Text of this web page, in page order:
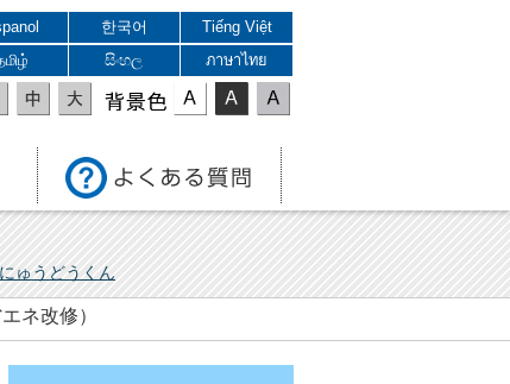
한국어
Tiếng Việt
සිංහල ภาษาไทย
表示色
ゅうどうくん
ネ改修）